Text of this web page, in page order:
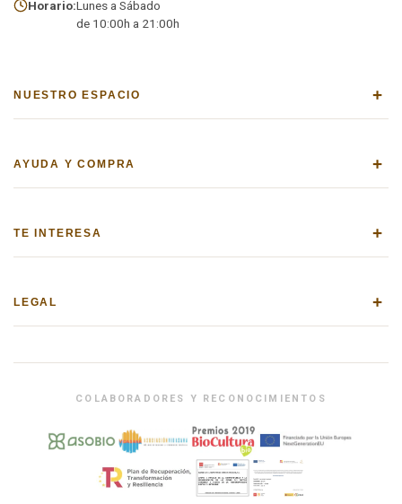
Horario:Lunes a Sábado
de 10:00h a 21:00h
NUESTRO ESPACIO +
AYUDA Y COMPRA +
TE INTERESA +
LEGAL +
COLABORADORES Y RECONOCIMIENTOS